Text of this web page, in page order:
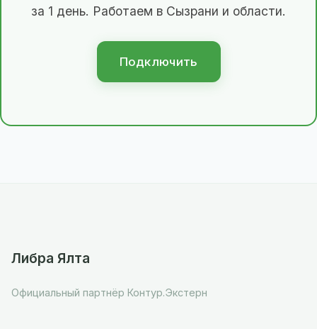
за 1 день. Работаем в Сызрани и области.
Подключить
Либра Ялта
Официальный партнёр Контур.Экстерн